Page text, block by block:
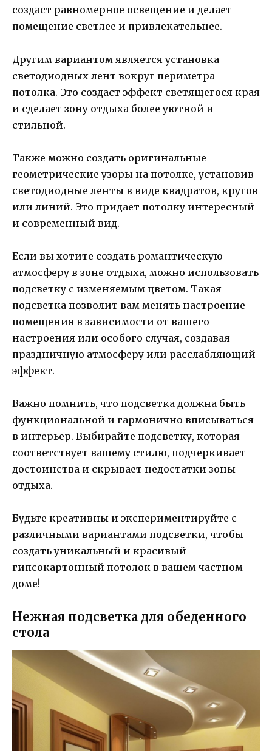
создаст равномерное освещение и делает
помещение светлее и привлекательнее.
Другим вариантом является установка
светодиодных лент вокруг периметра
потолка. Это создаст эффект светящегося края
и сделает зону отдыха более уютной и
стильной.
Также можно создать оригинальные
геометрические узоры на потолке, установив
светодиодные ленты в виде квадратов, кругов
или линий. Это придает потолку интересный
и современный вид.
Если вы хотите создать романтическую
атмосферу в зоне отдыха, можно использовать
подсветку с изменяемым цветом. Такая
подсветка позволит вам менять настроение
помещения в зависимости от вашего
настроения или особого случая, создавая
праздничную атмосферу или расслабляющий
эффект.
Важно помнить, что подсветка должна быть
функциональной и гармонично вписываться
в интерьер. Выбирайте подсветку, которая
соответствует вашему стилю, подчеркивает
достоинства и скрывает недостатки зоны
отдыха.
Будьте креативны и экспериментируйте с
различными вариантами подсветки, чтобы
создать уникальный и красивый
гипсокартонный потолок в вашем частном
доме!
Нежная подсветка для обеденного
стола